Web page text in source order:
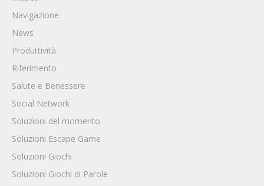
Navigazione
News
Produttività
Riferimento
Salute e Benessere
Social Network
Soluzioni del momento
Soluzioni Escape Game
Soluzioni Giochi
Soluzioni Giochi di Parole